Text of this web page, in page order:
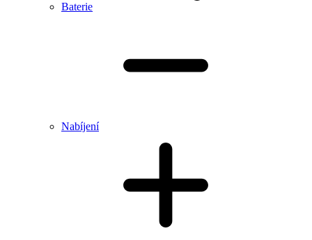
Baterie
Nabíjení